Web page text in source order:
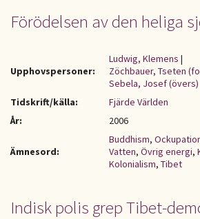
Förödelsen av den heliga
Upphovspersoner:
Ludwig, Klemens |
Zöchbauer, Tseten
Sebela, Josef (övers)
Tidskrift/källa:
Fjärde Världen
År:
2006
Ämnesord:
Buddhism,
Vatten, Övrig energi,
Kolonialism, Tibet
Indisk polis grep Tibet-